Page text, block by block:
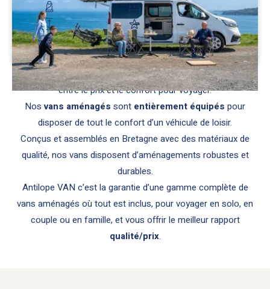
5 places carte grise
4 personnes
Hauteur : 2 m
Suspension pneumatique
Découvrir
Avec les vans aménagés Antilope VAN, ne choisissez pas
entre le prix et le confort pour voyager.
Nosvans aménagés sont entièrement équipés pour
disposer de tout le confort d’un véhicule de loisir.
Conçus et assemblés en Bretagne avec des matériaux de
qualité, nos vans disposent d’aménagements robustes et
durables.
Antilope VAN c’est la garantie d’une gamme complète de
vans aménagés où tout est inclus, pour voyager en solo, en
couple ou en famille, et vous offrir le meilleur rapport
qualité/prix.